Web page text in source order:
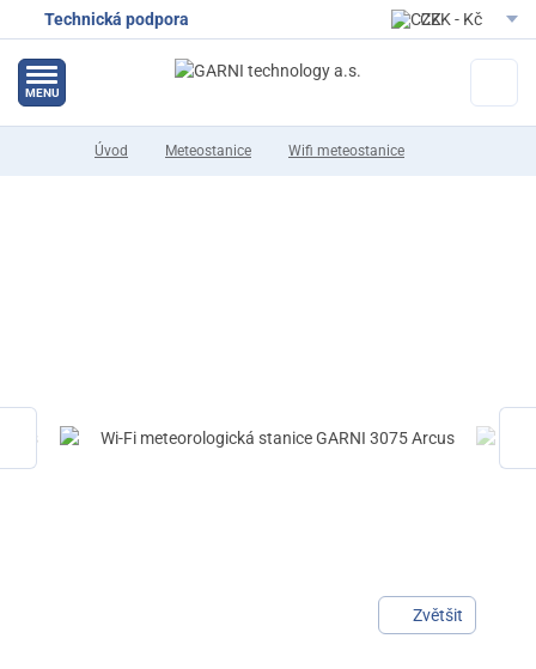
EUR - Eur
CZK - Kč
Technická podpora
MENU
Úvod Meteostanice Wifi meteostanice
Zvětšit